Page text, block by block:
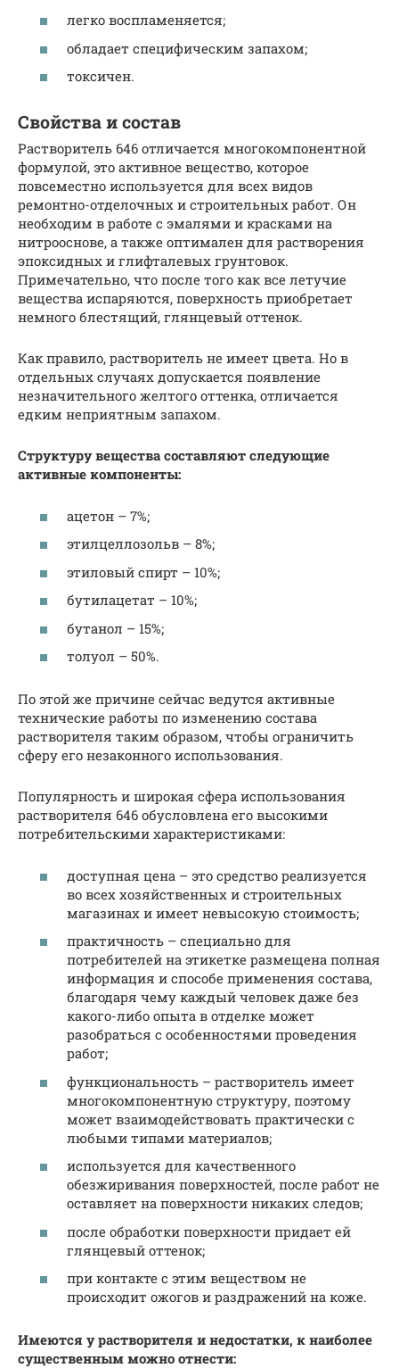
легко воспламеняется;
обладает специфическим запахом;
токсичен.
Свойства и состав
Растворитель 646 отличается многокомпонентной
формулой, это активное вещество, которое
повсеместно используется для всех видов
ремонтно-отделочных и строительных работ. Он
необходим в работе с эмалями и красками на
нитрооснове, а также оптимален для растворения
эпоксидных и глифталевых грунтовок.
Примечательно, что после того как все летучие
вещества испаряются, поверхность приобретает
немного блестящий, глянцевый оттенок.
Как правило, растворитель не имеет цвета. Но в
отдельных случаях допускается появление
незначительного желтого оттенка, отличается
едким неприятным запахом.
Структуру вещества составляют следующие
активные компоненты:
ацетон – 7%;
этилцеллозольв – 8%;
этиловый спирт – 10%;
бутилацетат – 10%;
бутанол – 15%;
толуол – 50%.
По этой же причине сейчас ведутся активные
технические работы по изменению состава
растворителя таким образом, чтобы ограничить
сферу его незаконного использования.
Популярность и широкая сфера использования
растворителя 646 обусловлена его высокими
потребительскими характеристиками:
доступная цена – это средство реализуется
во всех хозяйственных и строительных
магазинах и имеет невысокую стоимость;
практичность – специально для
потребителей на этикетке размещена полная
информация и способе применения состава,
благодаря чему каждый человек даже без
какого-либо опыта в отделке может
разобраться с особенностями проведения
работ;
функциональность – растворитель имеет
многокомпонентную структуру, поэтому
может взаимодействовать практически с
любыми типами материалов;
используется для качественного
обезжиривания поверхностей, после работ не
оставляет на поверхности никаких следов;
после обработки поверхности придает ей
глянцевый оттенок;
при контакте с этим веществом не
происходит ожогов и раздражений на коже.
Имеются у растворителя и недостатки, к наиболее
существенным можно отнести: